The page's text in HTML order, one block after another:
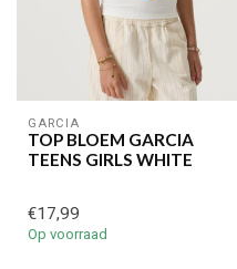
GARCIA
TOP BLOEM GARCIA
TEENS GIRLS WHITE
€17,99
Op voorraad